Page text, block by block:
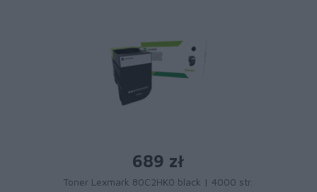
689 zł
Toner Lexmark 80C2HK0 black | 4000 str.